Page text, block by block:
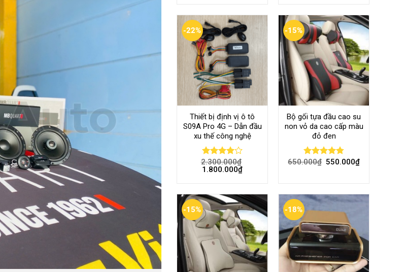
-22%
Thiết bị định vị ô tô
S09A Pro 4G – Dẫn đầu
xu thế công nghệ
Rated
4.00out
2.300.000₫
1.800.000₫
-15%
Bộ gối tựa đầu cao su
non vỏ da cao cấp màu
đỏ đen
Rated4.80
650.000₫ 550.000₫
-15% -18%